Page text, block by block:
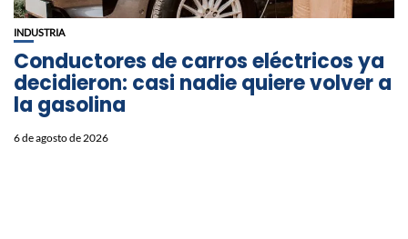
INDUSTRIA
Conductores de carros eléctricos ya
decidieron: casi nadie quiere volver a
la gasolina
6 de agosto de 2026